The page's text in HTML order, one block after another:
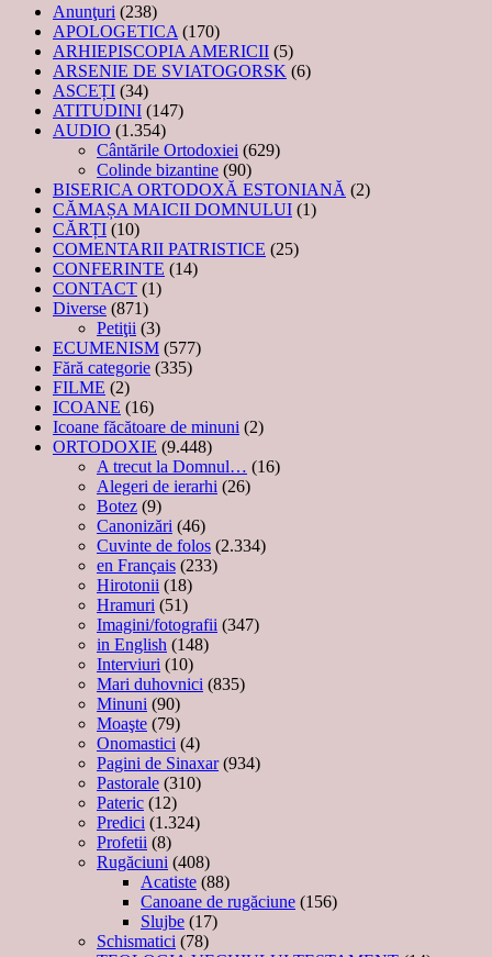
Anunţuri (238)
APOLOGETICA (170)
ARHIEPISCOPIA AMERICII (5)
ARSENIE DE SVIATOGORSK (6)
ASCEȚI (34)
ATITUDINI (147)
AUDIO (1.354)
Cântările Ortodoxiei (629)
Colinde bizantine (90)
BISERICA ORTODOXĂ ESTONIANĂ (2)
CĂMAȘA MAICII DOMNULUI (1)
CĂRȚI (10)
COMENTARII PATRISTICE (25)
CONFERINTE (14)
CONTACT (1)
Diverse (871)
Petiţii (3)
ECUMENISM (577)
Fără categorie (335)
FILME (2)
ICOANE (16)
Icoane făcătoare de minuni (2)
ORTODOXIE (9.448)
A trecut la Domnul… (16)
Alegeri de ierarhi (26)
Botez (9)
Canonizări (46)
Cuvinte de folos (2.334)
en Français (233)
Hirotonii (18)
Hramuri (51)
Imagini/fotografii (347)
in English (148)
Interviuri (10)
Mari duhovnici (835)
Minuni (90)
Moaşte (79)
Onomastici (4)
Pagini de Sinaxar(934)
Pastorale (310)
Pateric (12)
Predici (1.324)
Profetii (8)
Rugăciuni (408)
Acatiste (88)
Canoane de rugăciune (156)
Slujbe (17)
Schismatici (78)